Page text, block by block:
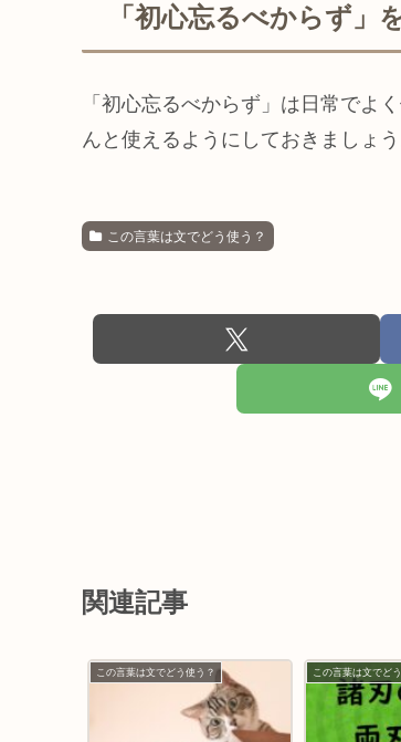
「初心忘るべからず」
「初心忘るべからず」は日常でよ
んと使えるようにしておきましょう
この言葉は文でどう使う？
関連記事
この言葉は文でどう使う？ この言葉は文でど